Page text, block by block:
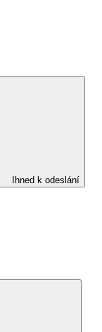
Ihned k odeslání